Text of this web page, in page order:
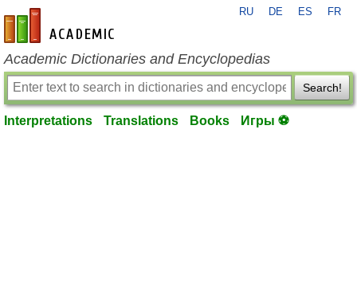
en-academic.com
RU DE ES FR
Academic Dictionaries and Encyclopedias
Search!
Interpretations Translations Books Игры ⚽